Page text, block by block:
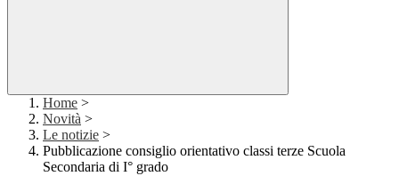
Home >
Novità >
Le notizie >
Pubblicazione consiglio orientativo classi terze Scuola
Secondaria di I° grado